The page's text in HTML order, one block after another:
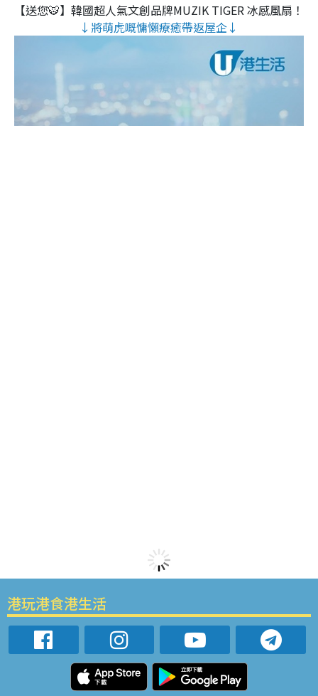
【送您🐯】韓國超人氣文創品牌MUZIK TIGER 冰感風扇！
↓將萌虎嘅慵懶療癒帶返屋企↓
港玩港食港生活